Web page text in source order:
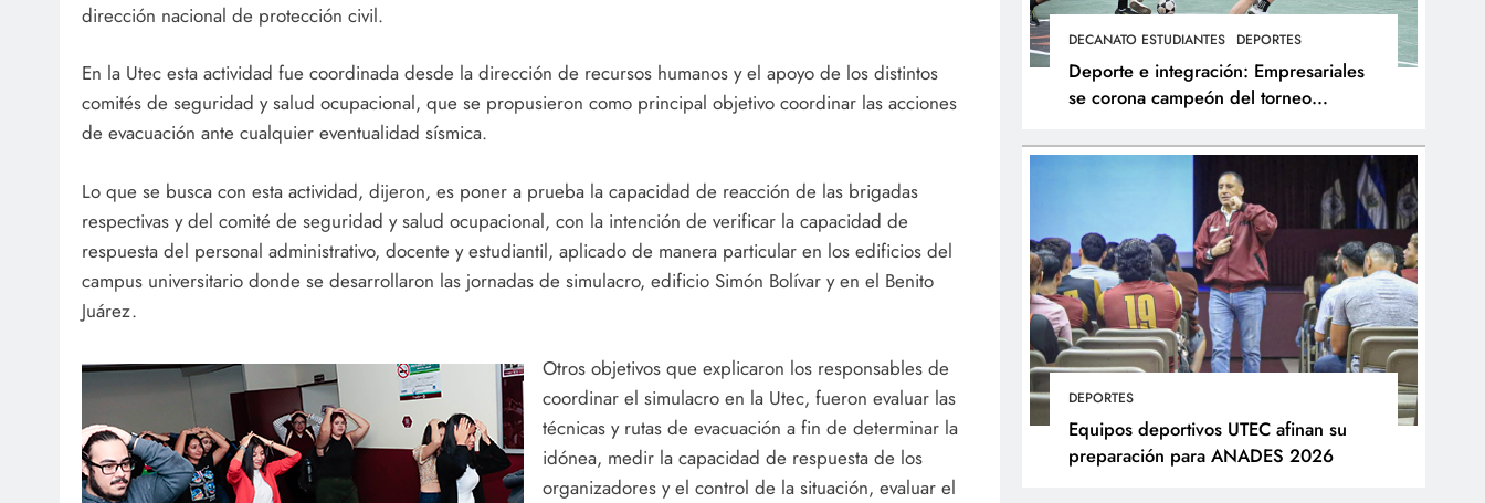
dirección nacional de protección civil.
En la Utec esta actividad fue coordinada desde la dirección de recursos humanos y el apoyo de los distintos
comités de seguridad y salud ocupacional, que se propusieron como principal objetivo coordinar las acciones
de evacuación ante cualquier eventualidad sísmica.
Lo que se busca con esta actividad, dijeron, es poner a prueba la capacidad de reacción de las brigadas
respectivas y del comité de seguridad y salud ocupacional, con la intención de verificar la capacidad de
respuesta del personal administrativo, docente y estudiantil, aplicado de manera particular en los edificios del
campus universitario donde se desarrollaron las jornadas de simulacro, edificio Simón Bolívar y en el Benito
Juárez.
Otros objetivos que explicaron los responsables de
coordinar el simulacro en la Utec, fueron evaluar las
técnicas y rutas de evacuación a fin de determinar la
idónea, medir la capacidad de respuesta de los
organizadores y el control de la situación, evaluar el
DECANATO ESTUDIANTES DEPORTES
Deporte e integración: Empresariales
se corona campeón del torneo
DEPORTES
Equipos deportivos UTEC afinan su
preparación para ANADES 2026